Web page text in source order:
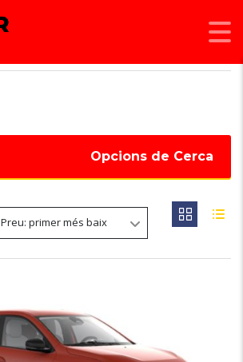
Opcions de Cerca
Preu: primer més baix